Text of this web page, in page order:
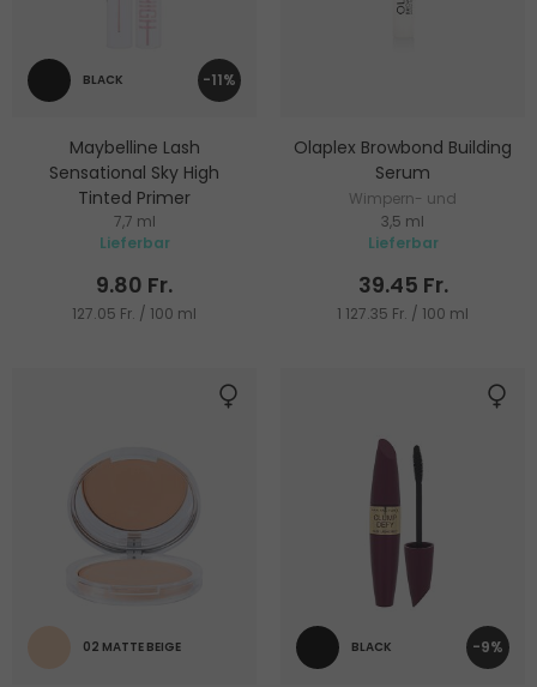
-11%
BLACK
Maybelline Lash
Sensational Sky High
Tinted Primer
Getönte Mascara-Basis
7,7 ml
Lieferbar
9.80 Fr.
127.05 Fr. / 100 ml
Olaplex Browbond Building
Serum
Wimpern- und
Augenbrauenpflege
3,5 ml
Lieferbar
39.45 Fr.
1 127.35 Fr. / 100 ml
02 MATTE BEIGE -9%
BLACK